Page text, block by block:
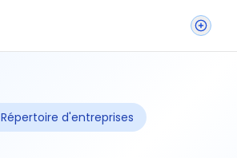
Répertoire d'entreprises